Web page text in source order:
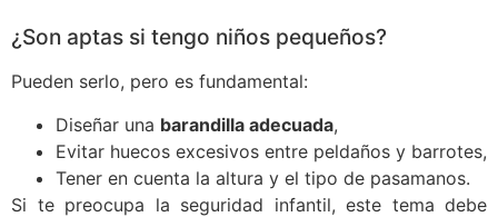
¿Son aptas si tengo niños pequeños?
Pueden serlo, pero es fundamental:
Diseñar una barandilla adecuada,
Evitar huecos excesivos entre peldaños y barrotes,
Tener en cuenta la altura y el tipo de pasamanos.
Si te preocupa la seguridad infantil, este tema debe